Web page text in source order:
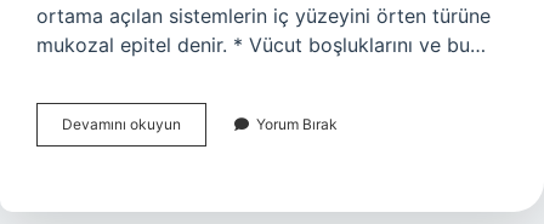
ortama açılan sistemlerin iç yüzeyini örten türüne
mukozal epitel denir. * Vücut boşluklarını ve bu…
Devamını okuyun
Türleri
Yorum Bırak